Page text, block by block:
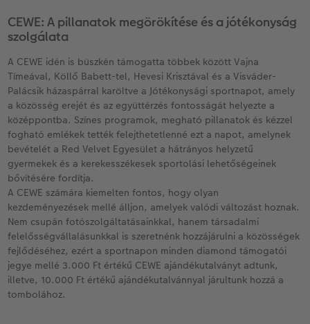
Fotómatrica
Azonnali fotókidolgozás
Matrica nyomtatás azonnal
Kiegészítők
CEWE myPhotos
Többrészes fali dekoráció
Fotókollázsok
Fotószalag
XXL Retró fotó
Kiegészítők
CEWE myPhotos
CEWE FOTÓKÖNYV Kids
CEWE myPhotos
Esküvő
CEWE myPhotos
CEWE: A pillanatok megörökítése és a jótékonyság
szolgálata
A CEWE idén is büszkén támogatta többek között Vajna
Tímeával, Köllő Babett-tel, Hevesi Krisztával és a Visváder-
Palácsik házaspárral karöltve a Jótékonysági sportnapot, amely
a közösség erejét és az együttérzés fontosságát helyezte a
középpontba. Színes programok, megható pillanatok és kézzel
fogható emlékek tették felejthetetlenné ezt a napot, amelynek
bevételét a Red Velvet Egyesület a hátrányos helyzetű
gyermekek és a kerekesszékesek sportolási lehetőségeinek
bővítésére fordítja.
A CEWE számára kiemelten fontos, hogy olyan
kezdeményezések mellé álljon, amelyek valódi változást hoznak.
Nem csupán fotószolgáltatásainkkal, hanem társadalmi
felelősségvállalásunkkal is szeretnénk hozzájárulni a közösségek
fejlődéséhez, ezért a sportnapon minden diamond támogatói
jegye mellé 3.000 Ft értékű CEWE ajándékutalványt adtunk,
illetve, 10.000 Ft értékű ajándékutalvánnyal járultunk hozzá a
tombolához.